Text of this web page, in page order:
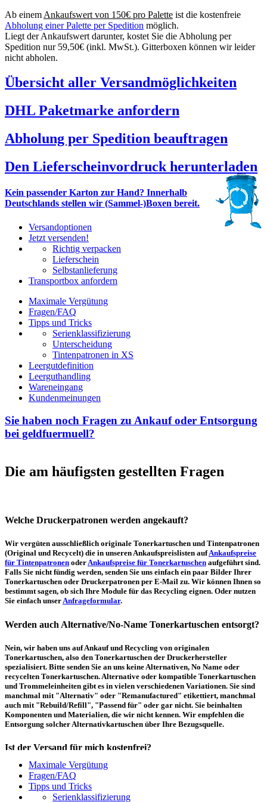
Ab einem Ankaufswert von 150€ pro Palette ist die kostenfreie
Abholung einer Palette per Spedition möglich.
Liegt der Ankaufswert darunter, kostet Sie die Abholung per
Spedition nur 59,50€ (inkl. MwSt.). Gitterboxen können wir leider
nicht abholen.
Übersicht aller Versandmöglichkeiten
DHL Paketmarke anfordern
Abholung per Spedition beauftragen
Den Lieferscheinvordruck herunterladen
Kein passender Karton zur Hand? Innerhalb
Deutschlands stellen wir (Sammel-)Boxen bereit.
Versandoptionen
Jetzt versenden!
Richtig verpacken
Lieferschein
Selbstanlieferung
Transportbox anfordern
Maximale Vergütung
Fragen/FAQ
Tipps und Tricks
Serienklassifizierung
Unterscheidung
Tintenpatronen in XS
Leergutdefinition
Leerguthandling
Wareneingang
Kundenmeinungen
Sie haben noch Fragen zu Ankauf oder Entsorgung
bei geldfuermuell?
Die am häufigsten gestellten Fragen
Welche Druckerpatronen werden angekauft?
Wir vergüten ausschließlich originale Tonerkartuschen und Tintenpatronen
(Original und Recycelt) die in unseren Ankaufspreislisten aufAnkaufspreise
für Tintenpatronen oderAnkaufspreise für Tonerkartuschen aufgeführt sind.
Falls Sie nicht fündig werden, senden Sie uns einfach ein paar Bilder Ihrer
Tonerkartuschen oder Druckerpatronen per E-Mail zu. Wir können Ihnen so
bestimmt sagen, ob sich Ihre Module für das Recycling eignen. Oder nutzen
Sie einfach unserAnfrageformular.
Werden auch Alternative/No-Name Tonerkartuschen entsorgt?
Nein, wir haben uns auf Ankauf und Recycling von originalen
Tonerkartuschen, also den Tonerkartuschen der Druckerhersteller
spezialisiert. Bitte senden Sie an uns keine Alternativen, No Name oder
recycelten Tonerkartuschen. Alternative oder kompatible Tonerkartuschen
und Trommeleinheiten gibt es in vielen verschiedenen Variationen. Sie sind
manchmal mit "Alternativ" oder "Remanufactured" etikettiert, manchmal
auch mit "Rebuild/Refill", "Passend für" oder gar nicht. Sie beinhalten
Komponenten und Materialien, die wir nicht kennen. Wir empfehlen die
Entsorgung solcher Alternativkartuschen über Ihre Bezugsquelle.
Ist der Versand für mich kostenfrei?
Ein kostenfreier, innerdeutscher Versand (Paketmarke bzw.
Palettenabholung) ist erst ab einem Ankaufswert von 30,00€ pro Paket bzw.
150,00€ pro Palette möglich. Unter diesen Werten belaufen sich die
Rücksendekosten auf 7,14€ pro Paket bzw. 59,50€ pro Palette (inkl. MwSt.).
Maximale Vergütung
Fragen/FAQ
Tipps und Tricks
Serienklassifizierung